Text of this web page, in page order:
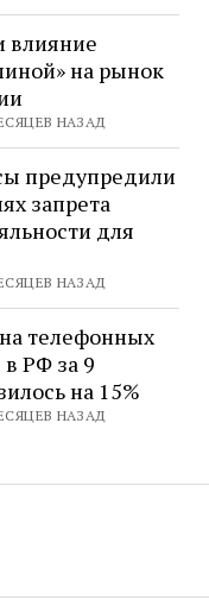
влияние
на рынок
НАЗАД
предупредили
запрета
для
НАЗАД
телефонных
РФ за 9
на 15%
НАЗАД